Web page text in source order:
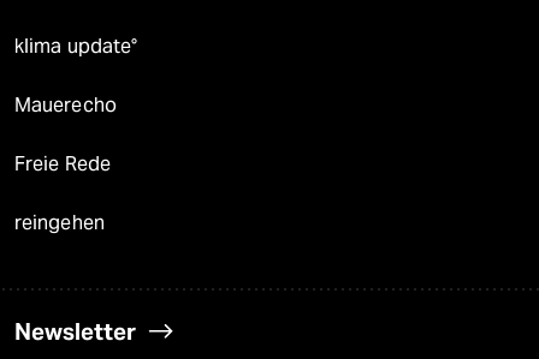
klima update°
Mauerecho
Freie Rede
reingehen
Newsletter